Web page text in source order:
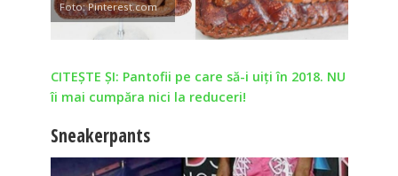
Foto: Pinterest.com
CITEȘTE ȘI: Pantofii pe care să-i uiți în 2018. NU
îi mai cumpăra nici la reduceri!
Sneakerpants